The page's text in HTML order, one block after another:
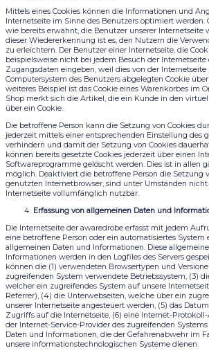
Mittels eines Cookies können die Informationen und
Internetseite im Sinne des Benutzers optimiert werden.
wie bereits erwähnt, die Benutzer unserer Internetseite
dieser Wiedererkennung ist es, den Nutzern die
zu erleichtern. Der Benutzer einer Internetseite, die
beispielsweise nicht bei jedem Besuch der Internetseite
Zugangsdaten eingeben, weil dies von der
Computersystem des Benutzers abgelegten Cookie
weiteres Beispiel ist das Cookie eines Warenkorbes im
Shop merkt sich die Artikel, die ein Kunde in den
über ein Cookie.
Die betroffene Person kann die Setzung von Cookies
jederzeit mittels einer entsprechenden Einstellung des
verhindern und damit der Setzung von Cookies
können bereits gesetzte Cookies jederzeit über einen
Softwareprogramme gelöscht werden. Dies ist in allen
möglich. Deaktiviert die betroffene Person die Setzung
genutzten Internetbrowser, sind unter Umständen
Internetseite vollumfänglich nutzbar.
Erfassung von allgemeinen Daten und
Die Internetseite der awaredrobe erfasst mit jedem
eine betroffene Person oder ein automatisiertes System
allgemeinen Daten und Informationen. Diese
Informationen werden in den Logfiles des Servers
können die (1) verwendeten Browsertypen und
zugreifenden System verwendete Betriebssystem, (3)
welcher ein zugreifendes System auf unsere
Referrer), (4) die Unterwebseiten, welche über ein
unserer Internetseite angesteuert werden, (5) das
Zugriffs auf die Internetseite, (6) eine Internet-Protokoll-
der Internet-Service-Provider des zugreifenden
Daten und Informationen, die der Gefahrenabwehr im
unsere informationstechnologischen Systeme dienen.